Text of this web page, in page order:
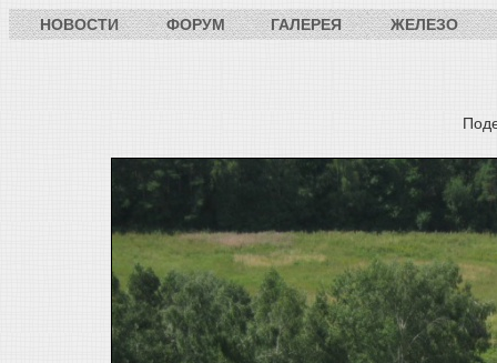
НОВОСТИ ФОРУМ ГАЛЕРЕЯ ЖЕЛЕЗО